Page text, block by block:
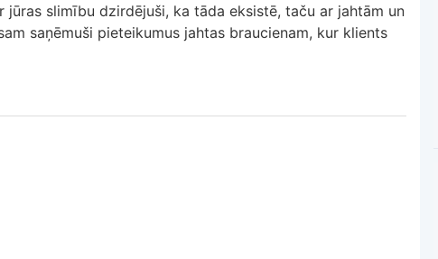
slimību dzirdējuši, ka tāda eksistē, taču ar jahtām un
saņēmuši pieteikumus jahtas braucienam, kur klients